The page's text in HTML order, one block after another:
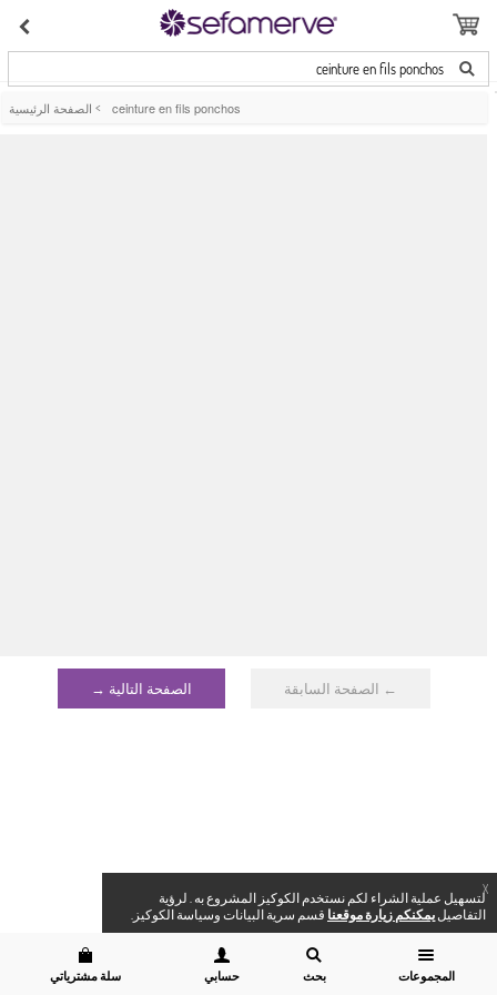
Xلتسهيل عملية الشراء لكم نستخدم الكوكيز المشروع به . لرؤية
التفاصيليمكنكم زيارة موقعنا قسم سرية البيانات وسياسة الكوكيز.
ceinture en fils ponchos
المجموعات بحث حسابي سلة مشترياتي
الصفحة الرئيسية > ceinture en fils ponchos
← الصفحة السابقة الصفحة التالية →